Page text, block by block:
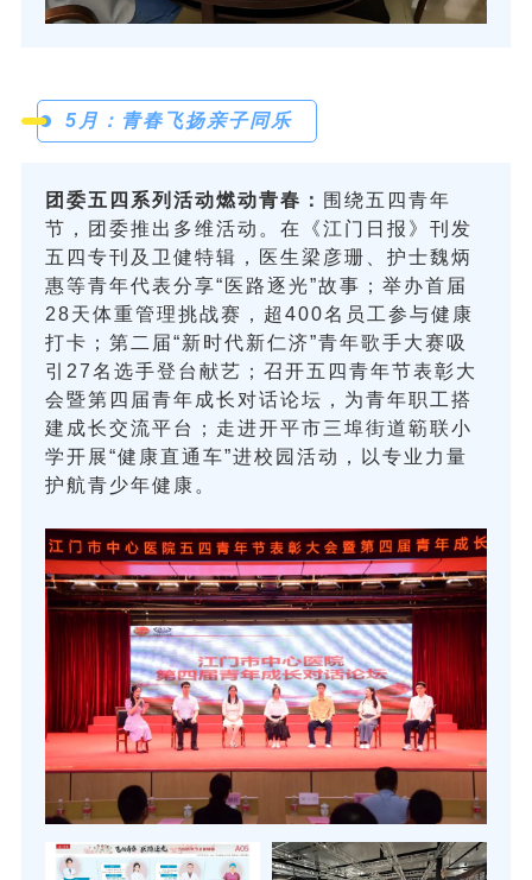
5月：青春飞扬亲子同乐
团委五四系列活动燃动青春： 围绕五四青年
节，团委推出多维活动。在《江门日报》刊发
五四专刊及卫健特辑，医生梁彦珊、护士魏炳
惠等青年代表分享“医路逐光”故事；举办首届
28天体重管理挑战赛，超400名员工参与健康
打卡；第二届“新时代新仁济”青年歌手大赛吸
引27名选手登台献艺；召开五四青年节表彰大
会暨第四届青年成长对话论坛，为青年职工搭
建成长交流平台；走进开平市三埠街道簕联小
学开展“健康直通车”进校园活动，以专业力量
护航青少年健康。